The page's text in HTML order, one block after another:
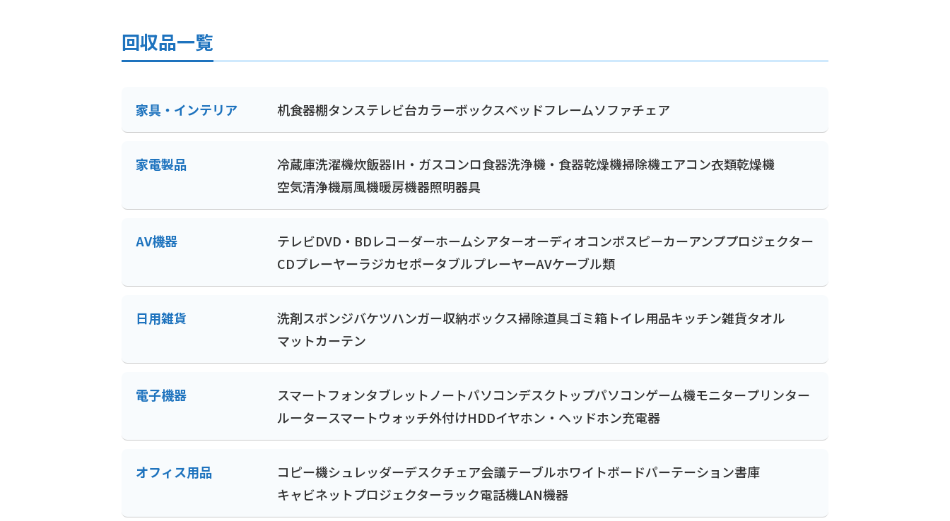
回収品一覧
家具・インテリア 机食器棚タンステレビ台カラーボックスベッドフレームソファチェア
家電製品 冷蔵庫洗濯機炊飯器IH・ガスコンロ食器洗浄機・食器乾燥機掃除機エアコン衣類乾燥機
空気清浄機扇風機暖房機器照明器具
AV機器 テレビDVD・BDレコーダーホームシアターオーディオコンポスピーカーアンププロジェクター
CDプレーヤーラジカセポータブルプレーヤーAVケーブル類
日用雑貨 洗剤スポンジバケツハンガー収納ボックス掃除道具ゴミ箱トイレ用品キッチン雑貨タオル
マットカーテン
電子機器 スマートフォンタブレットノートパソコンデスクトップパソコンゲーム機モニタープリンター
ルータースマートウォッチ外付けHDDイヤホン・ヘッドホン充電器
オフィス用品 コピー機シュレッダーデスクチェア会議テーブルホワイトボードパーテーション書庫
キャビネットプロジェクターラック電話機LAN機器